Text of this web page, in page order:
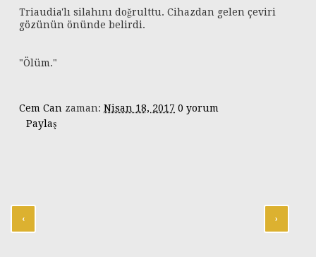
Triaudia'lı silahını doğrulttu. Cihazdan gelen çeviri
gözünün önünde belirdi.
"Ölüm."
Cem Can zaman: Nisan 18, 2017 0 yorum
Paylaş
‹ ›